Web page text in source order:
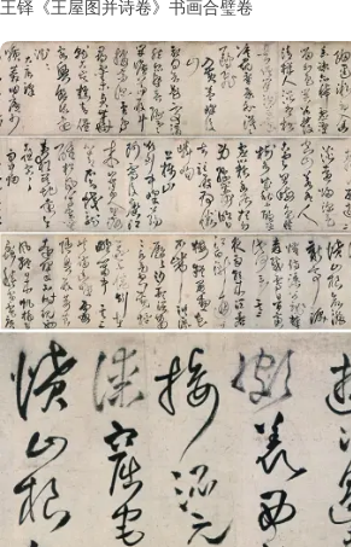
王铎《王屋图并诗卷》书画合璧卷
书
法
字
连
带
矢
量
书
法
字
库
篆
刻
印